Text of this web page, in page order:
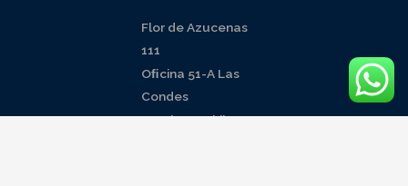
Flor de Azucenas
111
Oﬁcina 51-A Las
Condes
Santiago, Chile